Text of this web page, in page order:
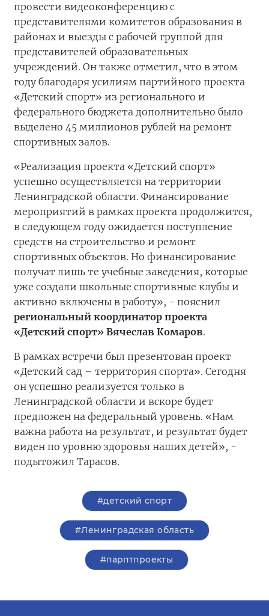
провести видеоконференцию с
представителями комитетов образования в
районах и выезды с рабочей группой для
представителей образовательных
учреждений. Он также отметил, что в этом
году благодаря усилиям партийного проекта
«Детский спорт» из регионального и
федерального бюджета дополнительно было
выделено 45 миллионов рублей на ремонт
спортивных залов.
«Реализация проекта «Детский спорт»
успешно осуществляется на территории
Ленинградской области. Финансирование
мероприятий в рамках проекта продолжится,
в следующем году ожидается поступление
средств на строительство и ремонт
спортивных объектов. Но финансирование
получат лишь те учебные заведения, которые
уже создали школьные спортивные клубы и
активно включены в работу», - пояснил
региональный координатор проекта
«Детский спорт» Вячеслав Комаров.
В рамках встречи был презентован проект
«Детский сад – территория спорта». Сегодня
он успешно реализуется только в
Ленинградской области и вскоре будет
предложен на федеральный уровень. «Нам
важна работа на результат, и результат будет
виден по уровню здоровья наших детей», -
подытожил Тарасов.
#детский спорт
#Ленинградская область
#парптпроекты